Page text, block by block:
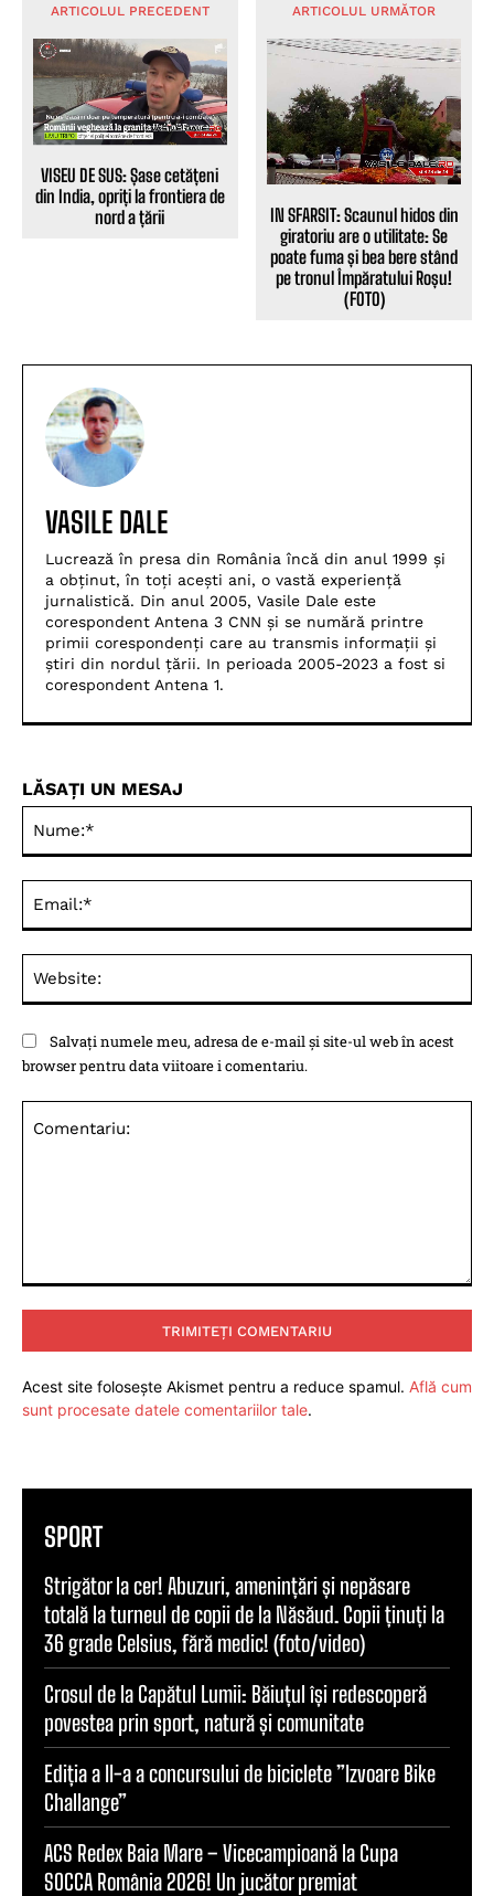
ARTICOLUL PRECEDENT
VISEU DE SUS: Șase cetățeni
din India, opriți la frontiera de
nord a țării
ARTICOLUL URMĂTOR
IN SFARSIT: Scaunul hidos din
giratoriu are o utilitate: Se
poate fuma și bea bere stând
pe tronul Împăratului Roșu!
(FOTO)
VASILE DALE
Lucrează în presa din România încă din anul 1999 și
a obținut, în toți acești ani, o vastă experiență
jurnalistică. Din anul 2005, Vasile Dale este
corespondent Antena 3 CNN și se numără printre
primii corespondenți care au transmis informații și
știri din nordul țării. In perioada 2005-2023 a fost si
corespondent Antena 1.
LĂSAȚI UN MESAJ
Salvați numele meu, adresa de e-mail și site-ul web în acest
browser pentru data viitoare i comentariu.
Acest site folosește Akismet pentru a reduce spamul. Află cum
sunt procesate datele comentariilor tale.
SPORT
Strigător la cer! Abuzuri, amenințări și nepăsare
totală la turneul de copii de la Năsăud. Copii ținuți la
36 grade Celsius, fără medic! (foto/video)
Crosul de la Capătul Lumii: Băiuțul își redescoperă
povestea prin sport, natură și comunitate
Ediția a II-a a concursului de biciclete ”Izvoare Bike
Challange”
ACS Redex Baia Mare – Vicecampioană la Cupa
SOCCA România 2026! Un jucător premiat